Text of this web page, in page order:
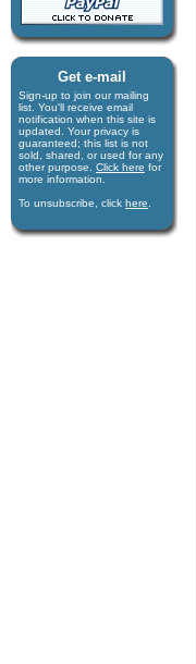
Get e-mail
Sign-up to join our mail­ing
list. You'll receive e­mail
notification when this site is
updated. Your privacy is
guaran­teed; this list is not
sold, shared, or used for any
other purpose. Click here for
more infor­mation.
To unsubscribe, click here